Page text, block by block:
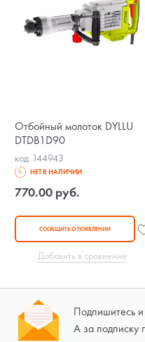
Отбойный молоток DYLLU
DTDB1D90
код: 144943
НЕТ В НАЛИЧИИ
770.00 руб.
СООБЩИТЬ О ПОЯВЛЕНИИ
Добавить в сравнение
Подпишитесь
А за подписку